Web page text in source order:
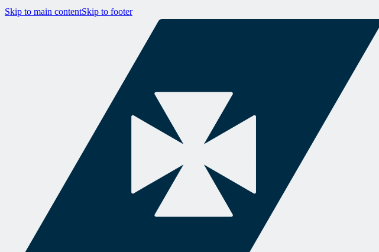
Skip to main contentSkip to footer